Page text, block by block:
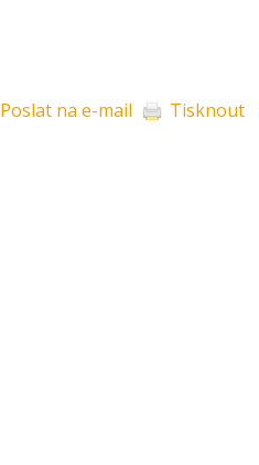
Poslat na e-mail Tisknout